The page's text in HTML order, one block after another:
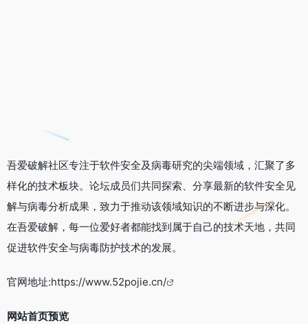
吾爱破解社区专注于软件安全及病毒研究的尖端领域，汇聚了多
样化的技术板块。论坛成员们共同探索、分享最新的软件安全见
解与病毒分析成果，致力于推动该领域知识的不断进步与深化。
在吾爱破解，每一位爱好者都能找到属于自己的技术天地，共同
促进软件安全与病毒防护技术的发展。
官网地址:https://www.52pojie.cn/
网站首页预览